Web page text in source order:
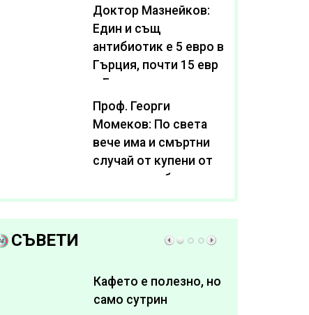
нива от 3,2
Доктор Мазнейков:
Един и същ
антибиотик e 5 евро в
Гърция, почти 15 евро
в България
Проф. Георги
Момеков: По света
вече има и смъртни
случай от купени от
интернет субстанции
за отслабване
СЪВЕТИ
Кафето е полезно, но
само сутрин